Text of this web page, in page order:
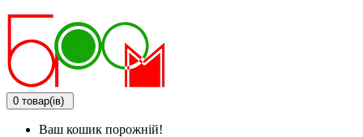
0 товар(ів)
Ваш кошик порожній!